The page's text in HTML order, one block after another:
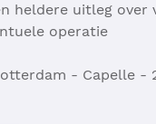
heldere uitleg over
operatie
- Capelle -